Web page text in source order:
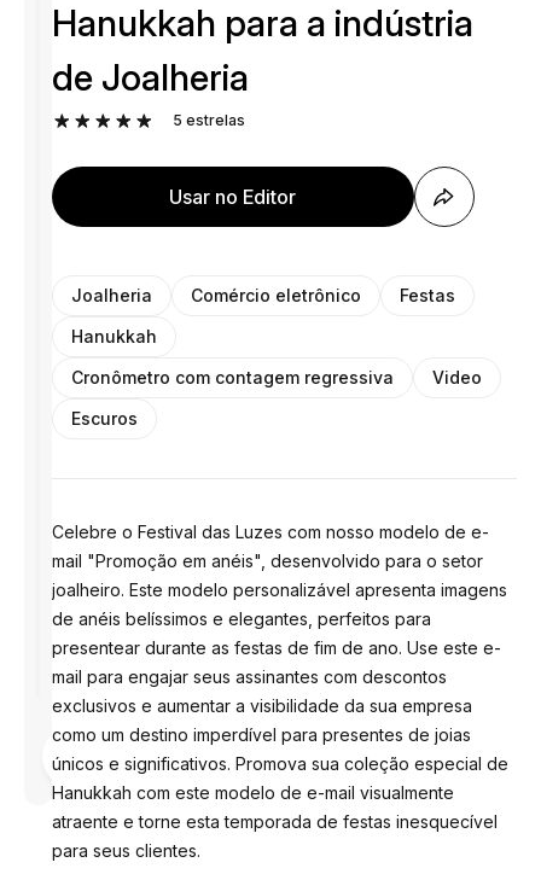
Desenhado
por
Anastasiia
Hanukkah para a indústria
de Joalheria
5 estrelas
Usar no Editor
Joalheria Comércio eletrônico
Festas
Hanukkah
Cronômetro com contagem regressiva
Video
Escuros
Celebre o Festival das Luzes com nosso modelo de e-
mail "Promoção em anéis", desenvolvido para o setor
joalheiro. Este modelo personalizável apresenta imagens
de anéis belíssimos e elegantes, perfeitos para
presentear durante as festas de fim de ano. Use este e-
mail para engajar seus assinantes com descontos
exclusivos e aumentar a visibilidade da sua empresa
como um destino imperdível para presentes de joias
únicos e significativos. Promova sua coleção especial de
Hanukkah com este modelo de e-mail visualmente
atraente e torne esta temporada de festas inesquecível
para seus clientes.